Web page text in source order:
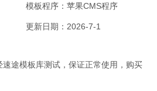
模板程序：苹果CMS程序
更新日期：2026-7-1
速途模板库测试，保证正常使用，购买